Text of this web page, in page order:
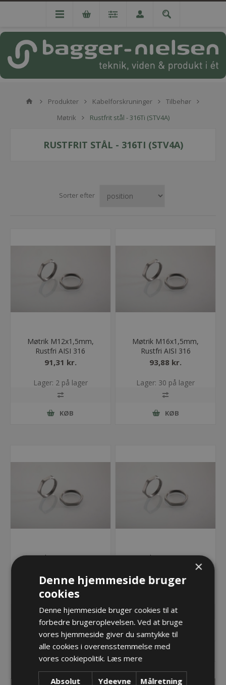
Produkter Kabelforskruninger
Tilbehør
Møtrik
Rustfrit stål - 316Ti (STV4A)
RUSTFRIT STÅL - 316TI (STV4A)
Sorter efter
Møtrik M12x1,5mm,
Rustfri AISI 316
91,31 kr.
Lager: 2 på lager
KØB
Møtrik M16x1,5mm,
Rustfri AISI 316
93,88 kr.
Lager: 30 på lager
KØB
Møtrik M20x1,5mm,
90,49 kr.
Lager: Restordre - Er på vej!
KØB
Møtrik M25x1,5mm,
100,68 kr.
KØB
×
Denne hjemmeside bruger
cookies
Denne hjemmeside bruger cookies til at
forbedre brugeroplevelsen. Ved at bruge
vores hjemmeside giver du samtykke til
alle cookies i overensstemmelse med
vores cookiepolitik. Læs mere
Absolut
Ydeevne Målretning